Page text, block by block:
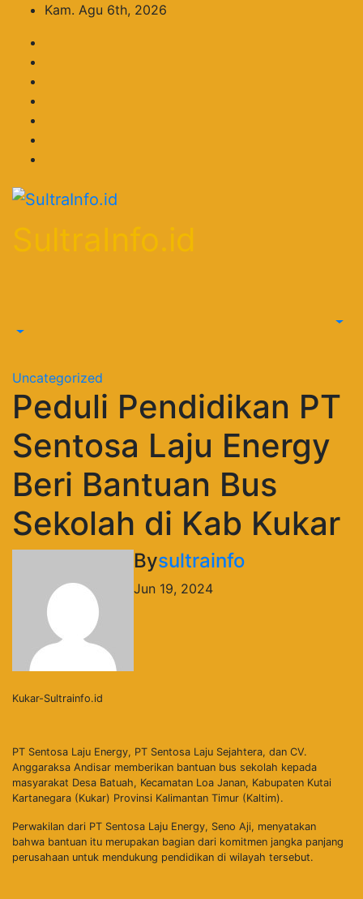
content
Kam. Agu 6th, 2026
SultraInfo.id
Uncategorized
Peduli Pendidikan PT
Sentosa Laju Energy
Beri Bantuan Bus
Sekolah di Kab Kukar
Bysultrainfo
Jun 19, 2024
Kukar-Sultrainfo.id
PT Sentosa Laju Energy, PT Sentosa Laju Sejahtera, dan CV.
Anggaraksa Andisar memberikan bantuan bus sekolah kepada
masyarakat Desa Batuah, Kecamatan Loa Janan, Kabupaten Kutai
Kartanegara (Kukar) Provinsi Kalimantan Timur (Kaltim).
Perwakilan dari PT Sentosa Laju Energy, Seno Aji, menyatakan
bahwa bantuan itu merupakan bagian dari komitmen jangka panjang
perusahaan untuk mendukung pendidikan di wilayah tersebut.